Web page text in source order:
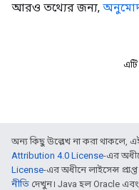
আরও তথ্যের জন্য,
অন্য কিছু উল্লেখ না করা থাকলে, এই
Attribution 4.0 License-এর
License-এর অধীনে লাইসেন্স
নীতি দেখুন। Java হল Oracle এবং/